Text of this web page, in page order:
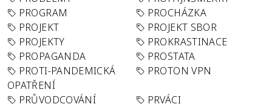
PROGRAM
PROCHÁZKA
PROJEKT
PROJEKT SBOR
PROJEKTY
PROKRASTINACE
PROPAGANDA
PROSTATA
PROTI-PANDEMICKÁ
OPATŘENÍ
PROTON VPN
PRŮVODCOVÁNÍ
PRVÁCI